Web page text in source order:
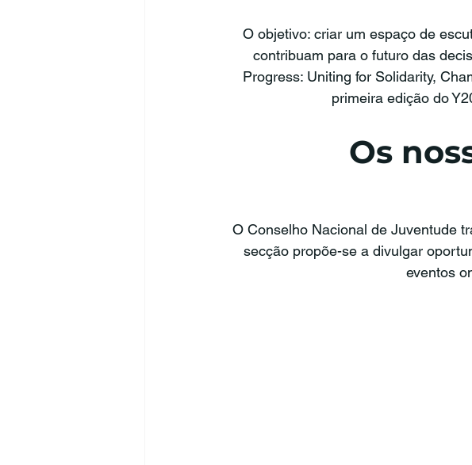
O objetivo: criar um espaço de
contribuam para o futuro das
Progress: Uniting for Solidarity,
primeira edição do
Os
O Conselho Nacional de Juventude
secção propõe-se a divulgar
eventos